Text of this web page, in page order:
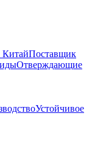
КитайПоставщик
Отверждающие
Устойчивое